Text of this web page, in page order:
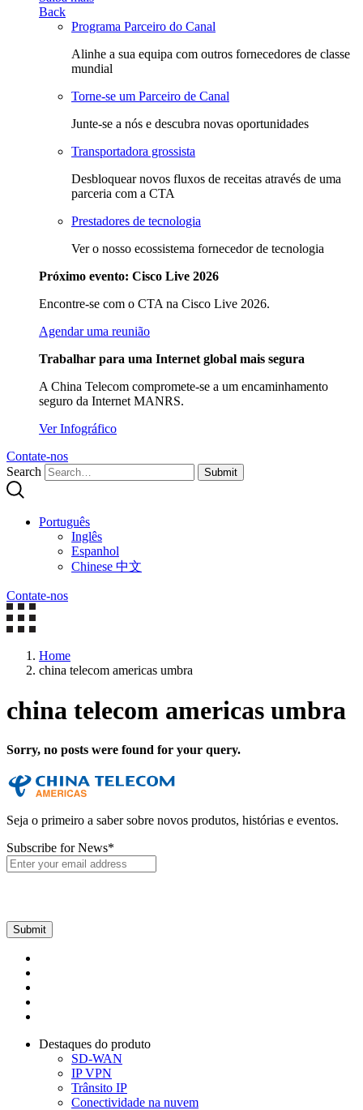
Back
Programa Parceiro do Canal
Alinhe a sua equipa com outros fornecedores de classe
mundial
Torne-se um Parceiro de Canal
Junte-se a nós e descubra novas oportunidades
Transportadora grossista
Desbloquear novos fluxos de receitas através de uma
parceria com a CTA
Prestadores de tecnologia
Ver o nosso ecossistema fornecedor de tecnologia
Próximo evento: Cisco Live 2026
Encontre-se com o CTA na Cisco Live 2026.
Agendar uma reunião
Trabalhar para uma Internet global mais segura
A China Telecom compromete-se a um encaminhamento
seguro da Internet MANRS.
Ver Infográfico
Contate-nos
Search
Submit
Português
Inglês
Espanhol
Chinese 中文
Contate-nos
Home
china telecom americas umbra
china telecom americas umbra
Sorry, no posts were found for your query.
Seja o primeiro a saber sobre novos produtos, histórias e eventos.
Subscribe for News*
Destaques do produto
SD-WAN
IP VPN
Trânsito IP
Conectividade na nuvem